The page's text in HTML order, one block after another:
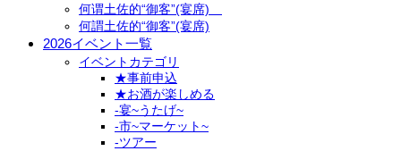
何谓土佐的“御客”(宴席)
何謂土佐的“御客”(宴席)
2026イベント一覧
イベントカテゴリ
★事前申込
★お酒が楽しめる
-宴~うたげ~
-市~マーケット~
-ツアー